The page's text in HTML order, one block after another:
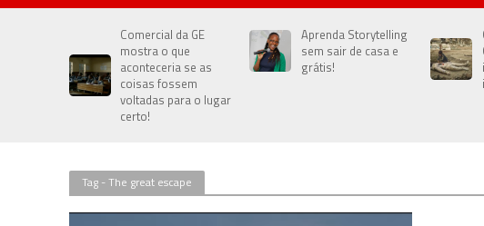
Comercial da GE
mostra o que
aconteceria se as
coisas fossem
voltadas para o lugar
certo!
Aprenda Storytelling
sem sair de casa e
grátis!
Tag - The great escape